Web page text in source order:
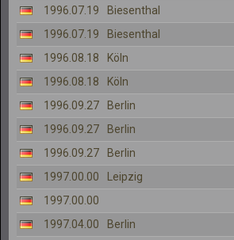
1996.07.19
Biesenthal
1996.07.19
Biesenthal
1996.08.18
Köln
1996.08.18
Köln
1996.09.27
Berlin
1996.09.27
Berlin
1996.09.27
Berlin
1997.00.00
Leipzig
1997.00.00
1997.04.00
Berlin